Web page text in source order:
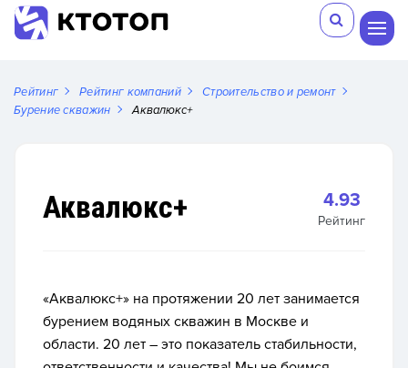
Рейтинг Рейтинг компаний
Строительство и ремонт
Бурение скважин
Аквалюкс+
Аквалюкс+ 4.93
Рейтинг
«Аквалюкс+» на протяжении 20 лет занимается
бурением водяных скважин в Москве и
области. 20 лет – это показатель стабильности,